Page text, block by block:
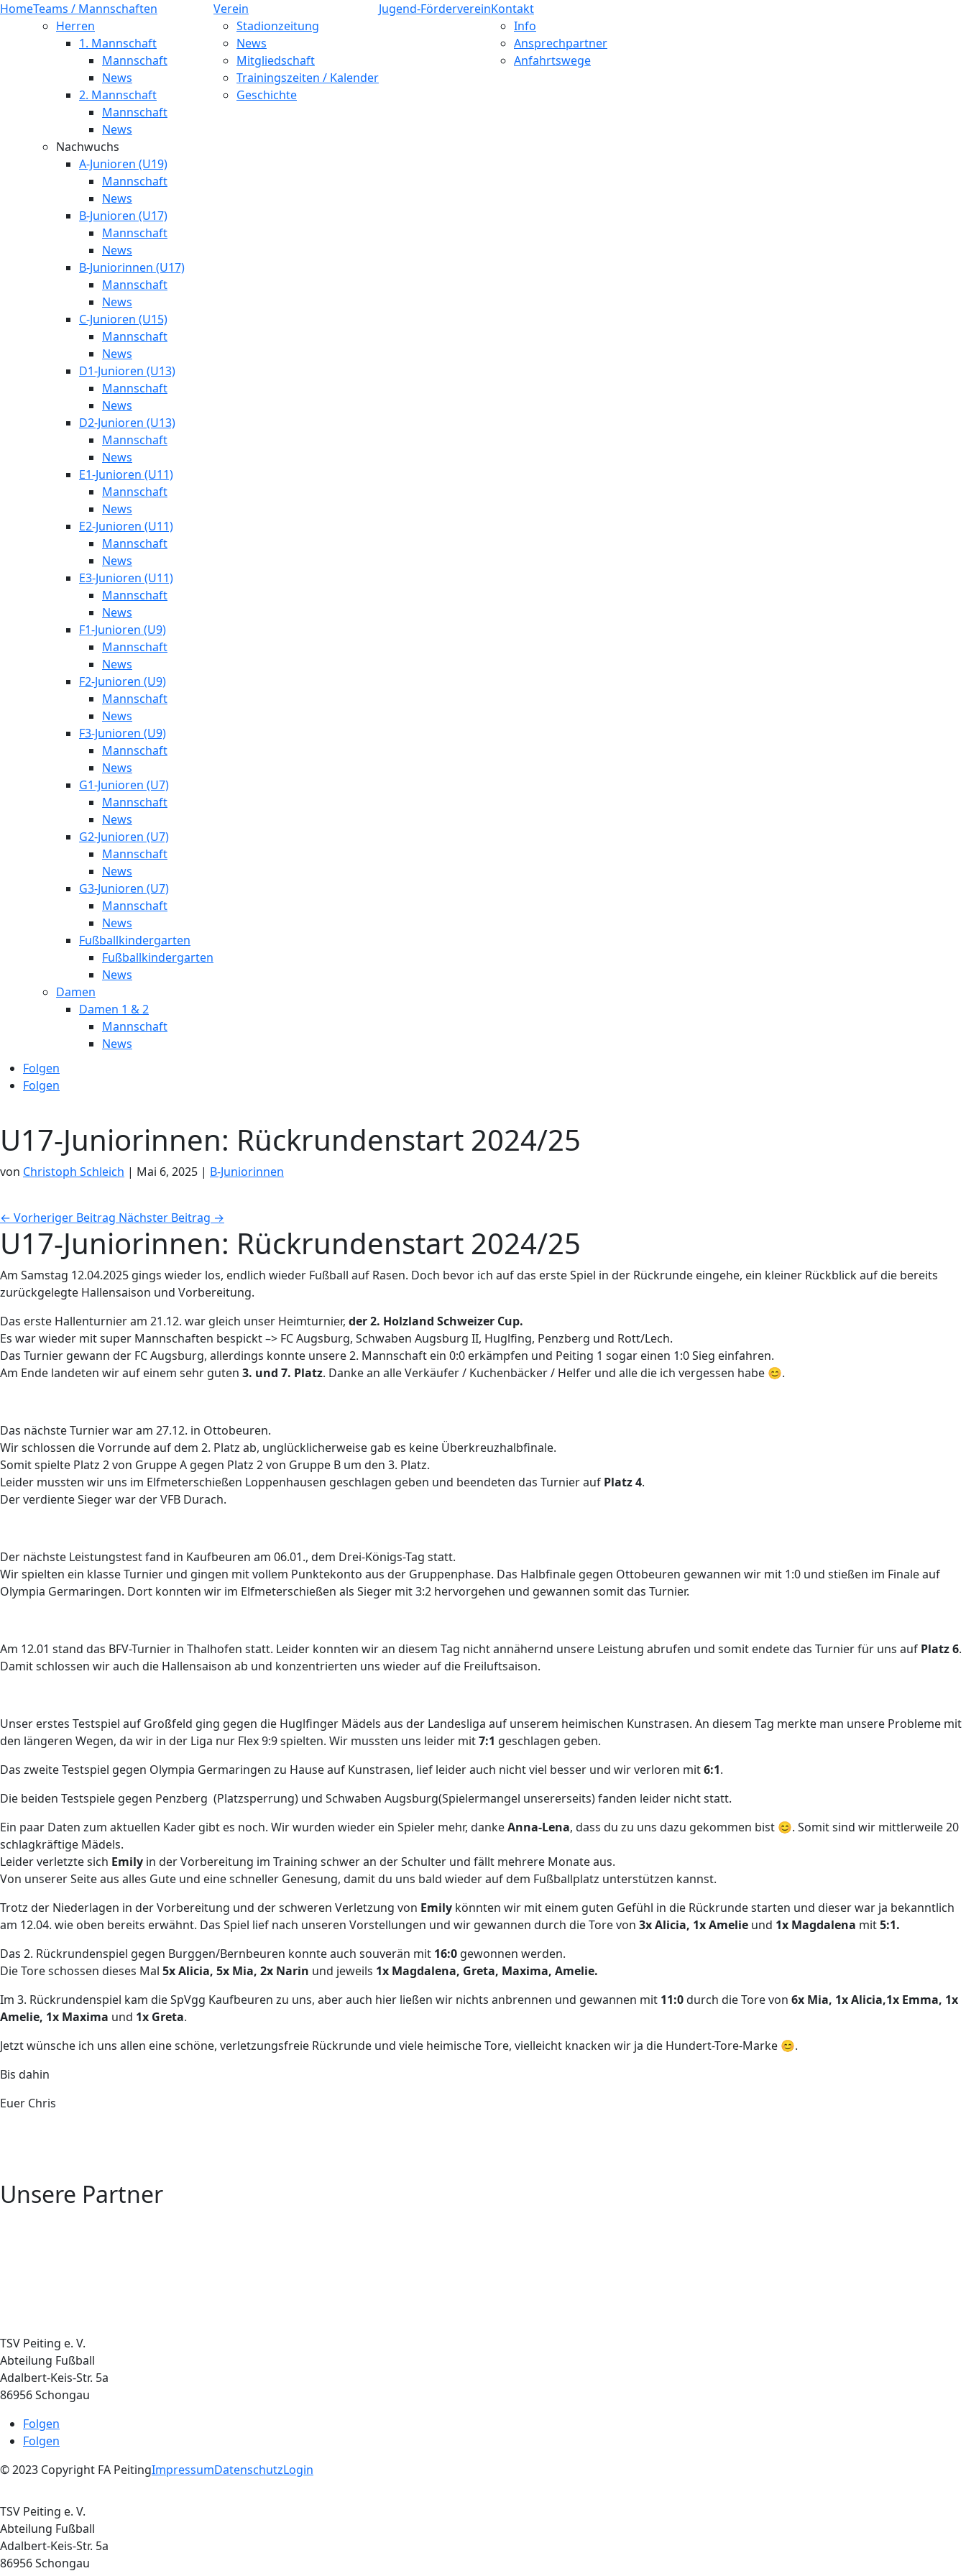
HomeTeams / Mannschaften
Herren
1. Mannschaft
Mannschaft
News
2. Mannschaft
Mannschaft
News
Nachwuchs
A-Junioren (U19)
Mannschaft
News
B-Junioren (U17)
Mannschaft
News
B-Juniorinnen (U17)
Mannschaft
News
C-Junioren (U15)
Mannschaft
News
D1-Junioren (U13)
Mannschaft
News
D2-Junioren (U13)
Mannschaft
News
E1-Junioren (U11)
Mannschaft
News
E2-Junioren (U11)
Mannschaft
News
E3-Junioren (U11)
Mannschaft
News
F1-Junioren (U9)
Mannschaft
News
F2-Junioren (U9)
Mannschaft
News
F3-Junioren (U9)
Mannschaft
News
G1-Junioren (U7)
Mannschaft
News
G2-Junioren (U7)
Mannschaft
News
G3-Junioren (U7)
Mannschaft
News
Fußballkindergarten
Fußballkindergarten
News
Damen
Damen 1 & 2
Mannschaft
News
Verein
Stadionzeitung
News
Mitgliedschaft
Trainingszeiten / Kalender
Geschichte
Jugend-FördervereinKontakt
Info
Ansprechpartner
Anfahrtswege
Folgen
Folgen
U17-Juniorinnen: Rückrundenstart 2024/25
von Christoph Schleich | Mai 6, 2025 | B-Juniorinnen
← Vorheriger Beitrag Nächster Beitrag →
U17-Juniorinnen: Rückrundenstart 2024/25
Am Samstag 12.04.2025 gings wieder los, endlich wieder Fußball auf Rasen. Doch bevor ich auf das erste Spiel in der Rückrunde eingehe, ein kleiner Rückblick auf die bereits
zurückgelegte Hallensaison und Vorbereitung.
Das erste Hallenturnier am 21.12. war gleich unser Heimturnier, der 2. Holzland Schweizer Cup.
Es war wieder mit super Mannschaften bespickt –> FC Augsburg, Schwaben Augsburg II, Huglfing, Penzberg und Rott/Lech.
Das Turnier gewann der FC Augsburg, allerdings konnte unsere 2. Mannschaft ein 0:0 erkämpfen und Peiting 1 sogar einen 1:0 Sieg einfahren.
Am Ende landeten wir auf einem sehr guten 3. und 7. Platz. Danke an alle Verkäufer / Kuchenbäcker / Helfer und alle die ich vergessen habe 😊.
Das nächste Turnier war am 27.12. in Ottobeuren.
Wir schlossen die Vorrunde auf dem 2. Platz ab, unglücklicherweise gab es keine Überkreuzhalbfinale.
Somit spielte Platz 2 von Gruppe A gegen Platz 2 von Gruppe B um den 3. Platz.
Leider mussten wir uns im Elfmeterschießen Loppenhausen geschlagen geben und beendeten das Turnier auf Platz 4.
Der verdiente Sieger war der VFB Durach.
Der nächste Leistungstest fand in Kaufbeuren am 06.01., dem Drei-Königs-Tag statt.
Wir spielten ein klasse Turnier und gingen mit vollem Punktekonto aus der Gruppenphase. Das Halbfinale gegen Ottobeuren gewannen wir mit 1:0 und stießen im Finale auf
Olympia Germaringen. Dort konnten wir im Elfmeterschießen als Sieger mit 3:2 hervorgehen und gewannen somit das Turnier.
Am 12.01 stand das BFV-Turnier in Thalhofen statt. Leider konnten wir an diesem Tag nicht annähernd unsere Leistung abrufen und somit endete das Turnier für uns auf Platz 6.
Damit schlossen wir auch die Hallensaison ab und konzentrierten uns wieder auf die Freiluftsaison.
Unser erstes Testspiel auf Großfeld ging gegen die Huglfinger Mädels aus der Landesliga auf unserem heimischen Kunstrasen. An diesem Tag merkte man unsere Probleme mit
den längeren Wegen, da wir in der Liga nur Flex 9:9 spielten. Wir mussten uns leider mit7:1 geschlagen geben.
Das zweite Testspiel gegen Olympia Germaringen zu Hause auf Kunstrasen, lief leider auch nicht viel besser und wir verloren mit6:1.
Die beiden Testspiele gegen Penzberg (Platzsperrung) und Schwaben Augsburg(Spielermangel unsererseits) fanden leider nicht statt.
Ein paar Daten zum aktuellen Kader gibt es noch. Wir wurden wieder ein Spieler mehr, dankeAnna-Lena, dass du zu uns dazu gekommen bist 😊. Somit sind wir mittlerweile 20
schlagkräftige Mädels.
Leider verletzte sich Emily in der Vorbereitung im Training schwer an der Schulter und fällt mehrere Monate aus.
Von unserer Seite aus alles Gute und eine schneller Genesung, damit du uns bald wieder auf dem Fußballplatz unterstützen kannst.
Trotz der Niederlagen in der Vorbereitung und der schweren Verletzung von Emily könnten wir mit einem guten Gefühl in die Rückrunde starten und dieser war ja bekanntlich
am 12.04. wie oben bereits erwähnt. Das Spiel lief nach unseren Vorstellungen und wir gewannen durch die Tore von 3x Alicia, 1x Amelie und 1x Magdalena mit5:1.
Das 2. Rückrundenspiel gegen Burggen/Bernbeuren konnte auch souverän mit 16:0 gewonnen werden.
Die Tore schossen dieses Mal 5x Alicia, 5x Mia, 2x Narin und jeweils 1x Magdalena, Greta, Maxima, Amelie.
Im 3. Rückrundenspiel kam die SpVgg Kaufbeuren zu uns, aber auch hier ließen wir nichts anbrennen und gewannen mit 11:0durch die Tore von 6x Mia, 1x Alicia,1x Emma, 1x
Amelie, 1x Maxima und 1x Greta.
Jetzt wünsche ich uns allen eine schöne, verletzungsfreie Rückrunde und viele heimische Tore, vielleicht knacken wir ja die Hundert-Tore-Marke 😊.
Bis dahin
Euer Chris
Unsere Partner
TSV Peiting e. V.
Abteilung Fußball
Adalbert-Keis-Str. 5a
86956 Schongau
Folgen
Folgen
© 2023 Copyright FA PeitingImpressumDatenschutzLogin
TSV Peiting e. V.
Abteilung Fußball
Adalbert-Keis-Str. 5a
86956 Schongau